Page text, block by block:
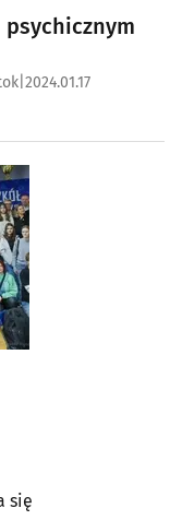
psychicznym
2024.01.17
się